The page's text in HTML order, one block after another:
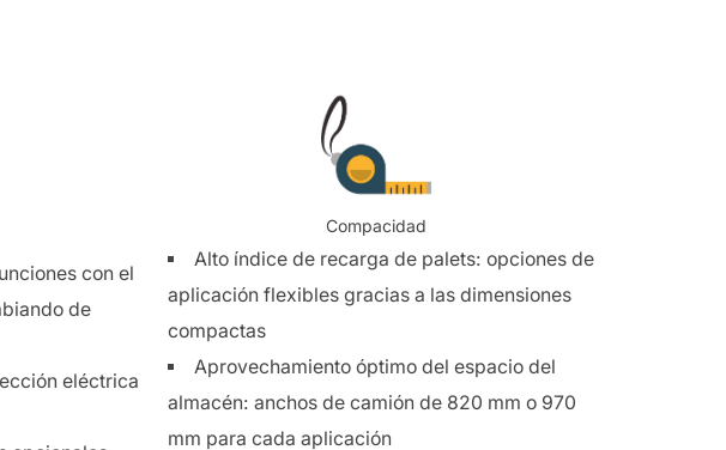
con el
de
eléctrica
Compacidad
Alto índice de recarga de palets: opciones de
aplicación flexibles gracias a las dimensiones
compactas
Aprovechamiento óptimo del espacio del
almacén: anchos de camión de 820 mm o 970
mm para cada aplicación